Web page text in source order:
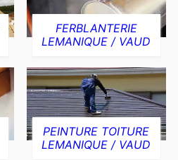
FERBLANTERIE
LEMANIQUE / VAUD
PEINTURE TOITURE
LEMANIQUE / VAUD